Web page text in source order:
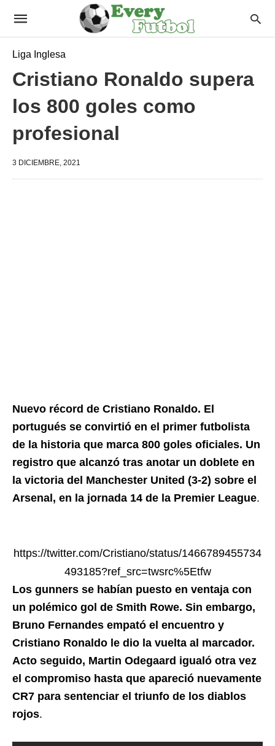
Liga Inglesa
Cristiano Ronaldo supera
los 800 goles como
profesional
3 DICIEMBRE, 2021
Nuevo récord de Cristiano Ronaldo. El
portugués se convirtió en el primer futbolista
de la historia que marca 800 goles oficiales. Un
registro que alcanzó tras anotar un doblete en
la victoria del Manchester United (3-2) sobre el
Arsenal, en la jornada 14 de la Premier League.
https://twitter.com/Cristiano/status/1466789455734
493185?ref_src=twsrc%5Etfw
Los gunners se habían puesto en ventaja con
un polémico gol de Smith Rowe. Sin embargo,
Bruno Fernandes empató el encuentro y
Cristiano Ronaldo le dio la vuelta al marcador.
Acto seguido, Martin Odegaard igualó otra vez
el compromiso hasta que apareció nuevamente
CR7 para sentenciar el triunfo de los diablos
rojos.